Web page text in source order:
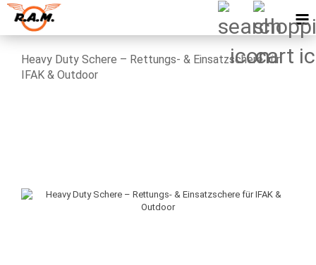
Heavy Duty Schere – Rettungs- & Einsatzschere für
IFAK & Outdoor